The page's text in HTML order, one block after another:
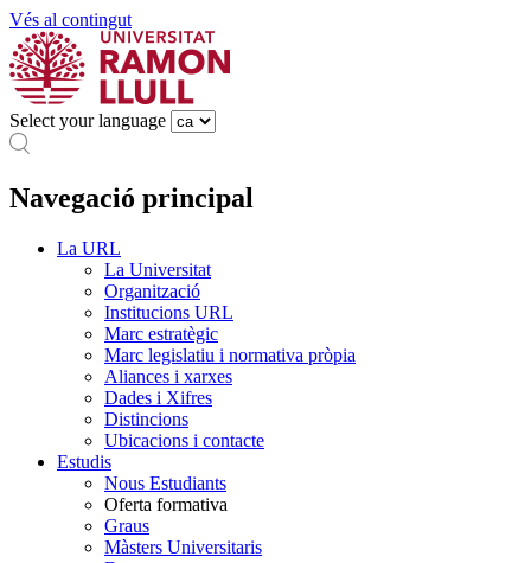
Vés al contingut
Select your language
Navegació principal
La URL
La Universitat
Organització
Institucions URL
Marc estratègic
Marc legislatiu i normativa pròpia
Aliances i xarxes
Dades i Xifres
Distincions
Ubicacions i contacte
Estudis
Nous Estudiants
Oferta formativa
Graus
Màsters Universitaris